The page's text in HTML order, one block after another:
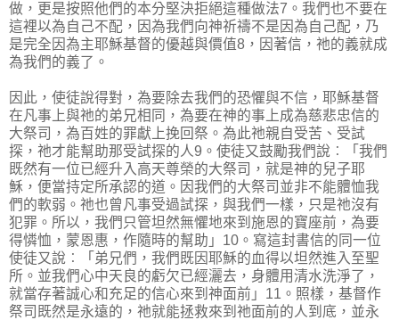
做，更是按照他們的本分堅決拒絕這種做法7。我們也不要在
這裡以為自己不配，因為我們向神祈禱不是因為自己配，乃
是完全因為主耶穌基督的優越與價值8，因著信，祂的義就成
為我們的義了。
因此，使徒說得對，為要除去我們的恐懼與不信，耶穌基督
在凡事上與祂的弟兄相同，為要在神的事上成為慈悲忠信的
大祭司，為百姓的罪獻上挽回祭。為此祂親自受苦、受試
探，祂才能幫助那受試探的人9。使徒又鼓勵我們說︰「我們
既然有一位已經升入高天尊榮的大祭司，就是神的兒子耶
穌，便當持定所承認的道。因我們的大祭司並非不能體恤我
們的軟弱。祂也曾凡事受過試探，與我們一樣，只是祂沒有
犯罪。所以，我們只管坦然無懼地來到施恩的寶座前，為要
得憐恤，蒙恩惠，作隨時的幫助」10。寫這封書信的同一位
使徒又說︰「弟兄們，我們既因耶穌的血得以坦然進入至聖
所。並我們心中天良的虧欠已經灑去，身體用清水洗淨了，
就當存著誠心和充足的信心來到神面前」11。照樣，基督作
祭司既然是永遠的，祂就能拯救來到祂面前的人到底，並永